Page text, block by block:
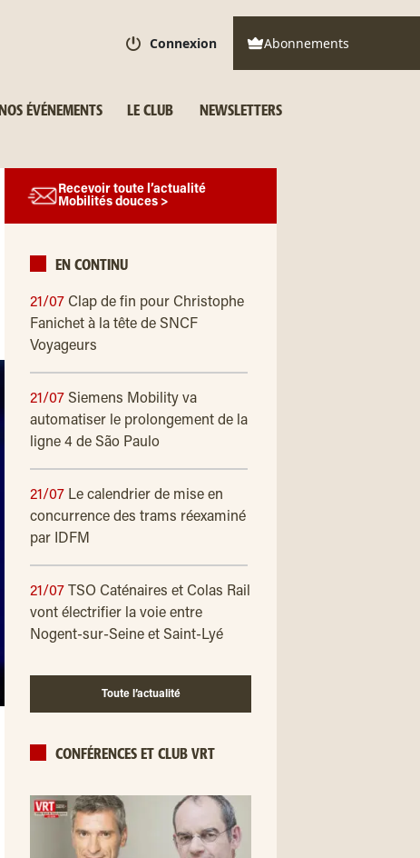
Connexion Abonnements
NOS ÉVÉNEMENTS LE CLUB NEWSLETTERS
Recevoir toute l’actualité
Mobilités douces >
EN CONTINU
21/07 Clap de fin pour Christophe
Fanichet à la tête de SNCF
Voyageurs
21/07 Siemens Mobility va
automatiser le prolongement de la
ligne 4 de São Paulo
21/07 Le calendrier de mise en
concurrence des trams réexaminé
par IDFM
21/07
TSO Caténaires et Colas Rail
vont électrifier la voie entre
Nogent-sur-Seine et Saint-Lyé
Toute l’actualité
CONFÉRENCES ET CLUB VRT